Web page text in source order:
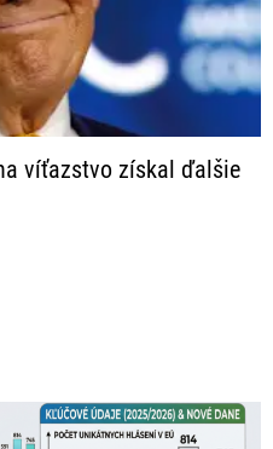
víťazstvo získal ďalšie